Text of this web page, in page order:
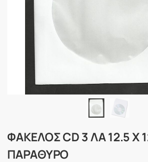
ΦΑΚΕΛΟΣ CD 3 ΛΑ 12.5 Χ
ΠΑΡΑΘΥΡΟ